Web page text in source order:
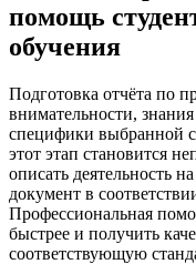
помощь
обучения
Подготовка отчёта по
внимательности,
специфики выбранной
этот этап становится
описать деятельность
документ в
Профессиональная
быстрее и получить
соответствующую